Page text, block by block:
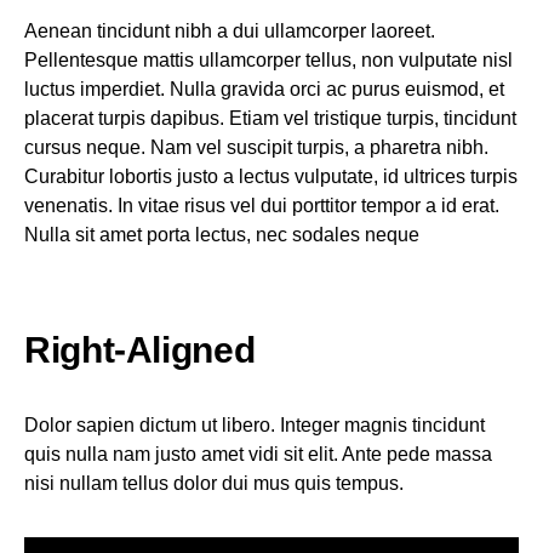
Aenean tincidunt nibh a dui ullamcorper laoreet.
Pellentesque mattis ullamcorper tellus, non vulputate nisl
luctus imperdiet. Nulla gravida orci ac purus euismod, et
placerat turpis dapibus. Etiam vel tristique turpis, tincidunt
cursus neque. Nam vel suscipit turpis, a pharetra nibh.
Curabitur lobortis justo a lectus vulputate, id ultrices turpis
venenatis. In vitae risus vel dui porttitor tempor a id erat.
Nulla sit amet porta lectus, nec sodales neque
Right-Aligned
Dolor sapien dictum ut libero. Integer magnis tincidunt
quis nulla nam justo amet vidi sit elit. Ante pede massa
nisi nullam tellus dolor dui mus quis tempus.